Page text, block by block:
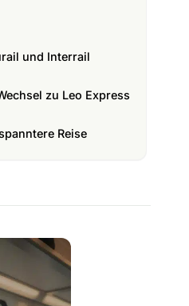
und Interrail
zu Leo Express
Reise